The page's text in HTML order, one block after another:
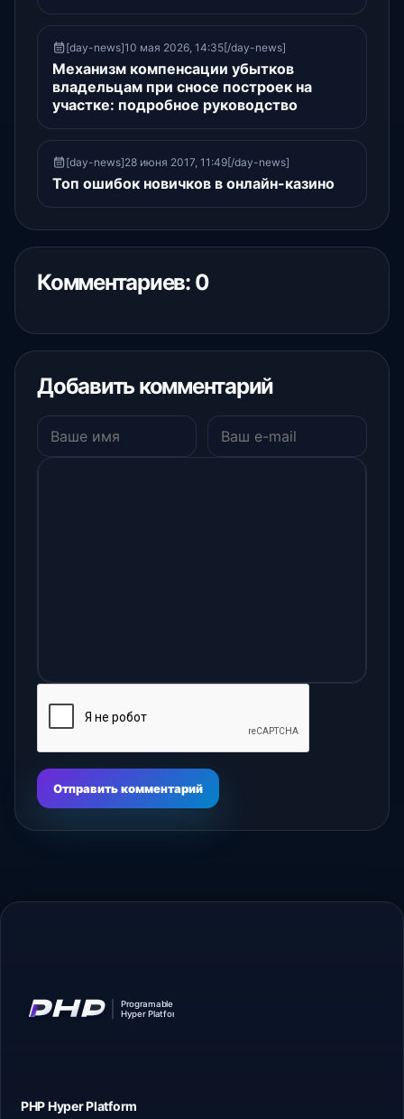
[day-news]10 мая 2026, 14:35[/day-news]
Механизм компенсации убытков
владельцам при сносе построек на
участке: подробное руководство
[day-news]28 июня 2017, 11:49[/day-news]
Топ ошибок новичков в онлайн-казино
Комментариев: 0
Добавить комментарий
Отправить комментарий
PHP HyperPlatform